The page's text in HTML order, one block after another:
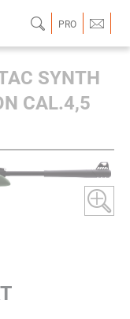
PRO
SYNTH
CAL.4,5